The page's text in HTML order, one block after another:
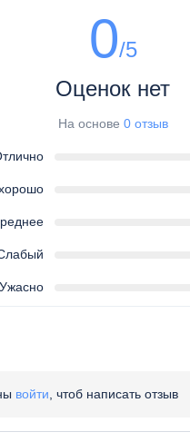
0/5
Оценок нет
На основе 0 отзыв
Ужасно
войти , чтоб написать отзыв